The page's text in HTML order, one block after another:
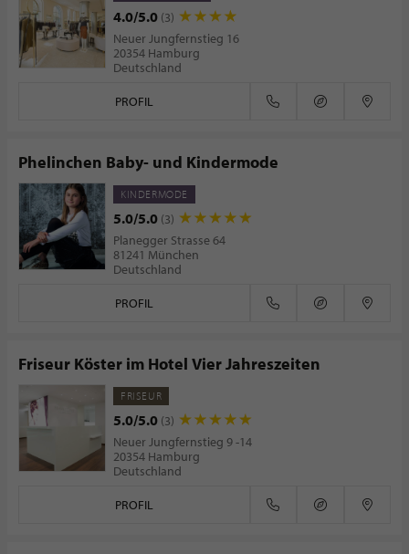
4.0/5.0 (3)
Neuer Jungfernstieg 16
20354 Hamburg
Deutschland
PROFIL
Phelinchen Baby- und Kindermode
KINDERMODE
5.0/5.0 (3)
Planegger Strasse 64
81241 München
Deutschland
PROFIL
Friseur Köster im Hotel Vier Jahreszeiten
FRISEUR
5.0/5.0 (3)
Neuer Jungfernstieg 9 -14
20354 Hamburg
Deutschland
PROFIL